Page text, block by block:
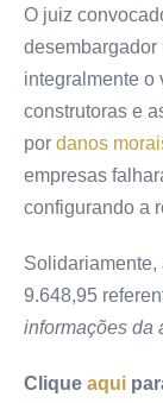
O juiz
desembargador
integralmente o
construtoras e
por danos
empresas
configurando a
Solidariamente,
9.648,95
informações da
Clique aqui